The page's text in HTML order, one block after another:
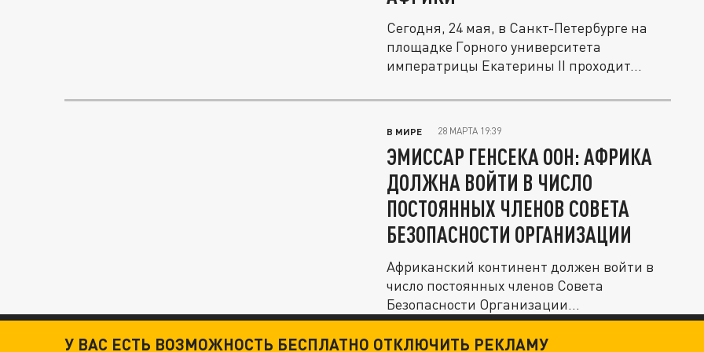
Сегодня, 24 мая, в Санкт-Петербурге на
площадке Горного университета
императрицы Екатерины II проходит...
В МИРЕ 28 МАРТА 19:39
ЭМИССАР ГЕНСЕКА ООН: АФРИКА
ДОЛЖНА ВОЙТИ В ЧИСЛО
ПОСТОЯННЫХ ЧЛЕНОВ СОВЕТА
БЕЗОПАСНОСТИ ОРГАНИЗАЦИИ
Африканский континент должен войти в
число постоянных членов Совета
Безопасности Организации
Объединённых...
У ВАС ЕСТЬ ВОЗМОЖНОСТЬ БЕСПЛАТНО ОТКЛЮЧИТЬ РЕКЛАМУ